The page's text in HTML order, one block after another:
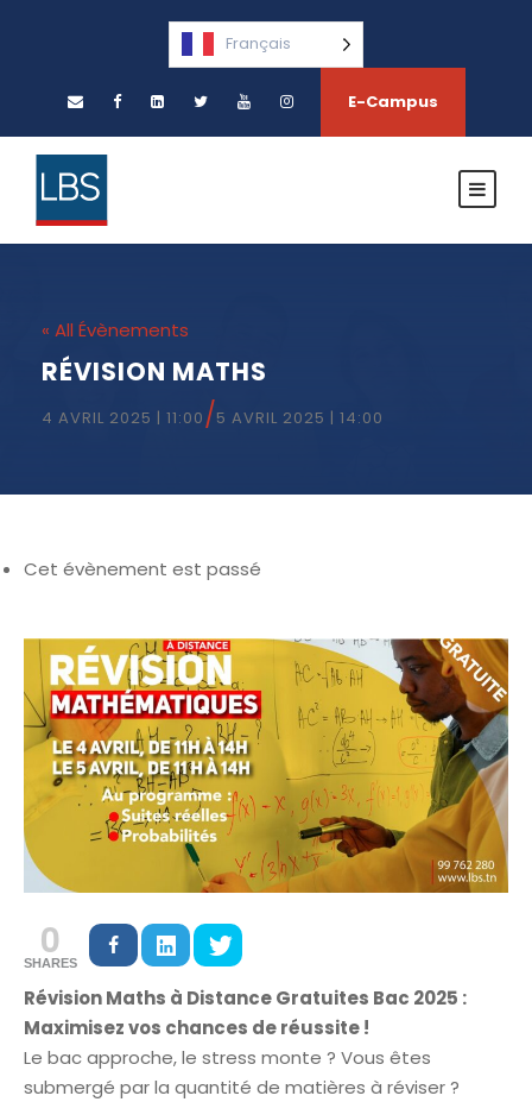
Français
E-Campus
« All Évènements
RÉVISION MATHS
4 AVRIL 2025 | 11:00 /5 AVRIL 2025 | 14:00
Cet évènement est passé
0
SHARES
Révision Maths à Distance Gratuites Bac 2025 :
Maximisez vos chances de réussite !
Le bac approche, le stress monte ? Vous êtes
submergé par la quantité de matières à réviser ?